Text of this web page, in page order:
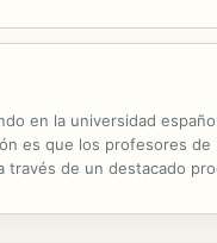
en la universidad
es que los profesores de
de un destacado